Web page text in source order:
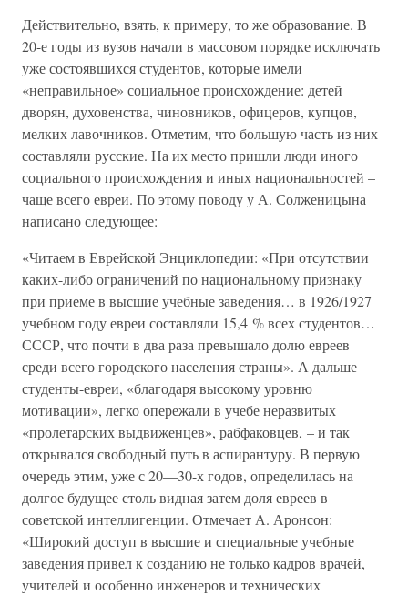
Действительно, взять, к примеру, то же образование. В
20-е годы из вузов начали в массовом порядке исключать
уже состоявшихся студентов, которые имели
«неправильное» социальное происхождение: детей
дворян, духовенства, чиновников, офицеров, купцов,
мелких лавочников. Отметим, что большую часть из них
составляли русские. На их место пришли люди иного
социального происхождения и иных национальностей –
чаще всего евреи. По этому поводу у А. Солженицына
написано следующее:
«Читаем в Еврейской Энциклопедии: «При отсутствии
каких-либо ограничений по национальному признаку
при приеме в высшие учебные заведения… в 1926/1927
учебном году евреи составляли 15,4 % всех студентов…
СССР, что почти в два раза превышало долю евреев
среди всего городского населения страны». А дальше
студенты-евреи, «благодаря высокому уровню
мотивации», легко опережали в учебе неразвитых
«пролетарских выдвиженцев», рабфаковцев, – и так
открывался свободный путь в аспирантуру. В первую
очередь этим, уже с 20—30-х годов, определилась на
долгое будущее столь видная затем доля евреев в
советской интеллигенции. Отмечает А. Аронсон:
«Широкий доступ в высшие и специальные учебные
заведения привел к созданию не только кадров врачей,
учителей и особенно инженеров и технических